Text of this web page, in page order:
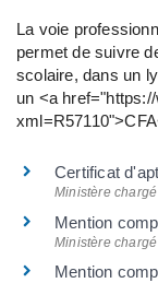
La voie
permet de suivre
scolaire, dans un
un <a
Certificat
Ministère
Mention
Ministère
Mention